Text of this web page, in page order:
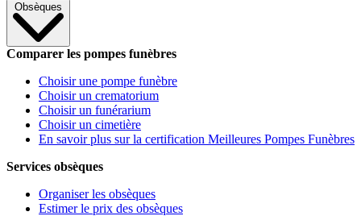
Obsèques
Comparer les pompes funèbres
Choisir une pompe funèbre
Choisir un crematorium
Choisir un funérarium
Choisir un cimetière
En savoir plus sur la certification Meilleures Pompes Funèbres
Services obsèques
Organiser les obsèques
Estimer le prix des obsèques